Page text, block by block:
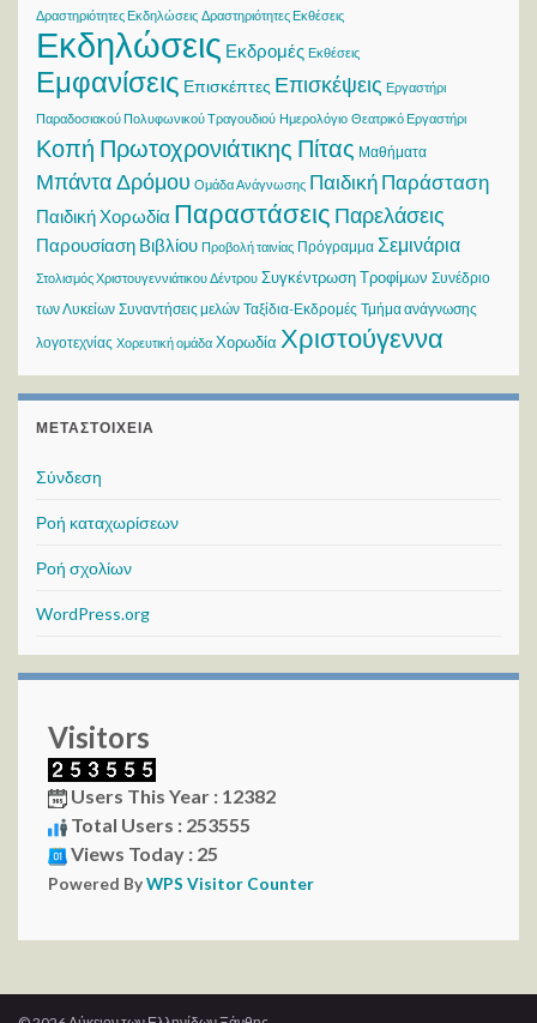
Δραστηριότητες Εκδηλώσεις Δραστηριότητες Εκθέσεις
Εκδηλώσεις Εκδρομές Εκθέσεις
Εμφανίσεις Επισκέπτες Επισκέψεις Εργαστήρι
Παραδοσιακού Πολυφωνικού Τραγουδιού Ημερολόγιο Θεατρικό Εργαστήρι
Κοπή Πρωτοχρονιάτικης Πίτας Μαθήματα
Μπάντα Δρόμου Ομάδα Ανάγνωσης Παιδική Παράσταση
Παιδική Χορωδία Παραστάσεις Παρελάσεις
Παρουσίαση Βιβλίου Προβολή ταινίας Πρόγραμμα Σεμινάρια
Στολισμός Χριστουγεννιάτικου Δέντρου Συγκέντρωση Τροφίμων Συνέδριο
των Λυκείων Συναντήσεις μελών Ταξίδια-Εκδρομές Τμήμα ανάγνωσης
λογοτεχνίας Χορευτική ομάδα Χορωδία Χριστούγεννα
ΜΕΤΑΣΤΟΙΧΕΊΑ
Σύνδεση
Ροή καταχωρίσεων
Ροή σχολίων
WordPress.org
Visitors
Users This Year : 12382
Total Users : 253555
Views Today : 25
Powered ByWPS Visitor Counter